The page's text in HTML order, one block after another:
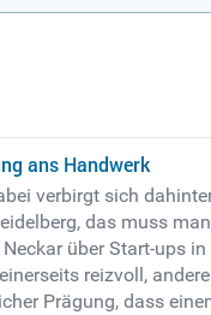
ans Handwerk
verbirgt sich
das muss
über Start-ups
reizvoll,
Prägung, dass